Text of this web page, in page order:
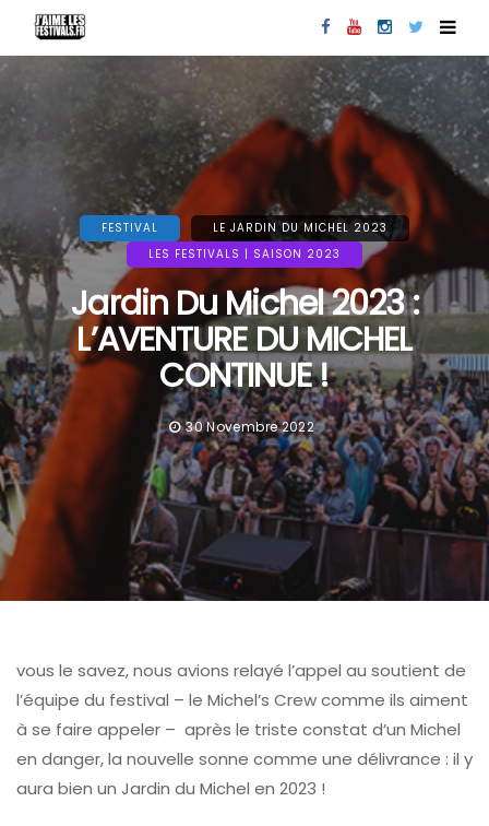
FESTIVAL
LE JARDIN DU MICHEL 2023
LES FESTIVALS | SAISON 2023
Jardin Du Michel 2023 :
L’AVENTURE DU MICHEL
CONTINUE !
30 Novembre 2022
vous le savez, nous avions relayé l’appel au soutient de
l’équipe du festival – le Michel’s Crew comme ils aiment
à se faire appeler – après le triste constat d’un Michel
en danger, la nouvelle sonne comme une délivrance : il y
aura bien un Jardin du Michel en 2023 !